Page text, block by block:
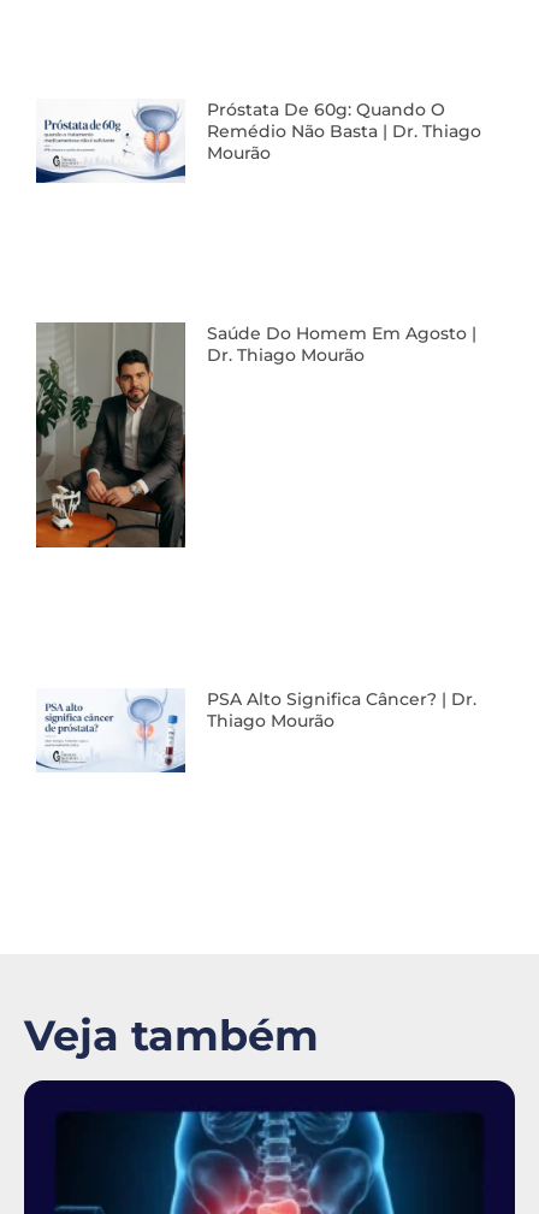
Próstata De 60g: Quando O
Remédio Não Basta | Dr. Thiago
Mourão
Saúde Do Homem Em Agosto |
Dr. Thiago Mourão
PSA Alto Significa Câncer? | Dr.
Thiago Mourão
Veja também